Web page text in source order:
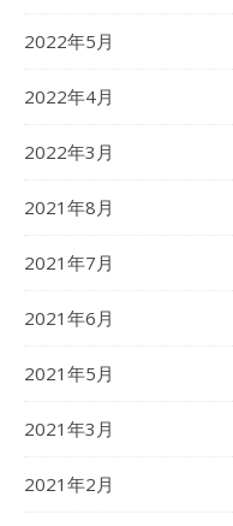
2022年5月
2022年4月
2022年3月
2021年8月
2021年7月
2021年6月
2021年5月
2021年3月
2021年2月